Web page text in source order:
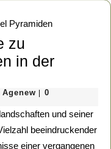
zu
in der
Erik
van
Agenew
0
beeindruckender
einer vergangenen